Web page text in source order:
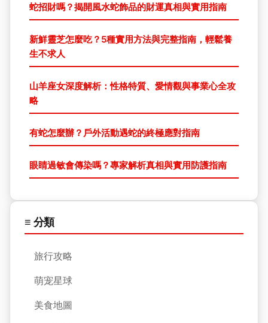
蛇招財嗎？揭開風水蛇飾品的財運真相與實用指南
新鮮靈芝怎麼吃？5種實用方法與完整指南，輕鬆養
生不求人
山羊座女深度解析：性格特質、愛情觀與事業心全攻
略
有蛇怎麼辦？戶外活動遇蛇的終極應對指南
眼睛過敏會傳染嗎？專家解析真相與實用防護指南
≡ 分類
旅行攻略
萌宠星球
美食地圖